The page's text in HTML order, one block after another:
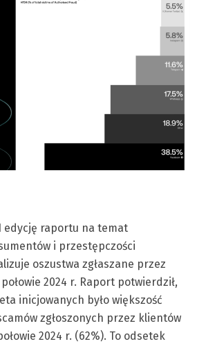
edycję raportu na temat
i przestępczości
oszustwa zgłaszane przez
2024 r. Raport potwierdził,
inicjowanych było większość
zgłoszonych przez klientów
2024 r. (62%). To odsetek